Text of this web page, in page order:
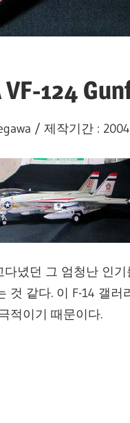
VF-124
/ 제작기간 :
다녔던 그 엄청난 인
것 같다. 이 F-14 갤
적이기 때문이다.